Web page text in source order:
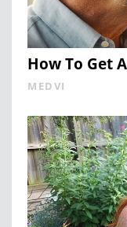
How To Get
MEDVI